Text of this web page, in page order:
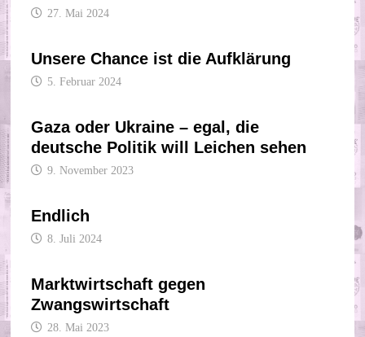
27. Mai 2024
Unsere Chance ist die Aufklärung
5. Februar 2024
Gaza oder Ukraine – egal, die
deutsche Politik will Leichen sehen
9. November 2023
Endlich
8. Juli 2024
Marktwirtschaft gegen
Zwangswirtschaft
28. Mai 2023